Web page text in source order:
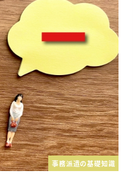
事務派遣の基礎知識